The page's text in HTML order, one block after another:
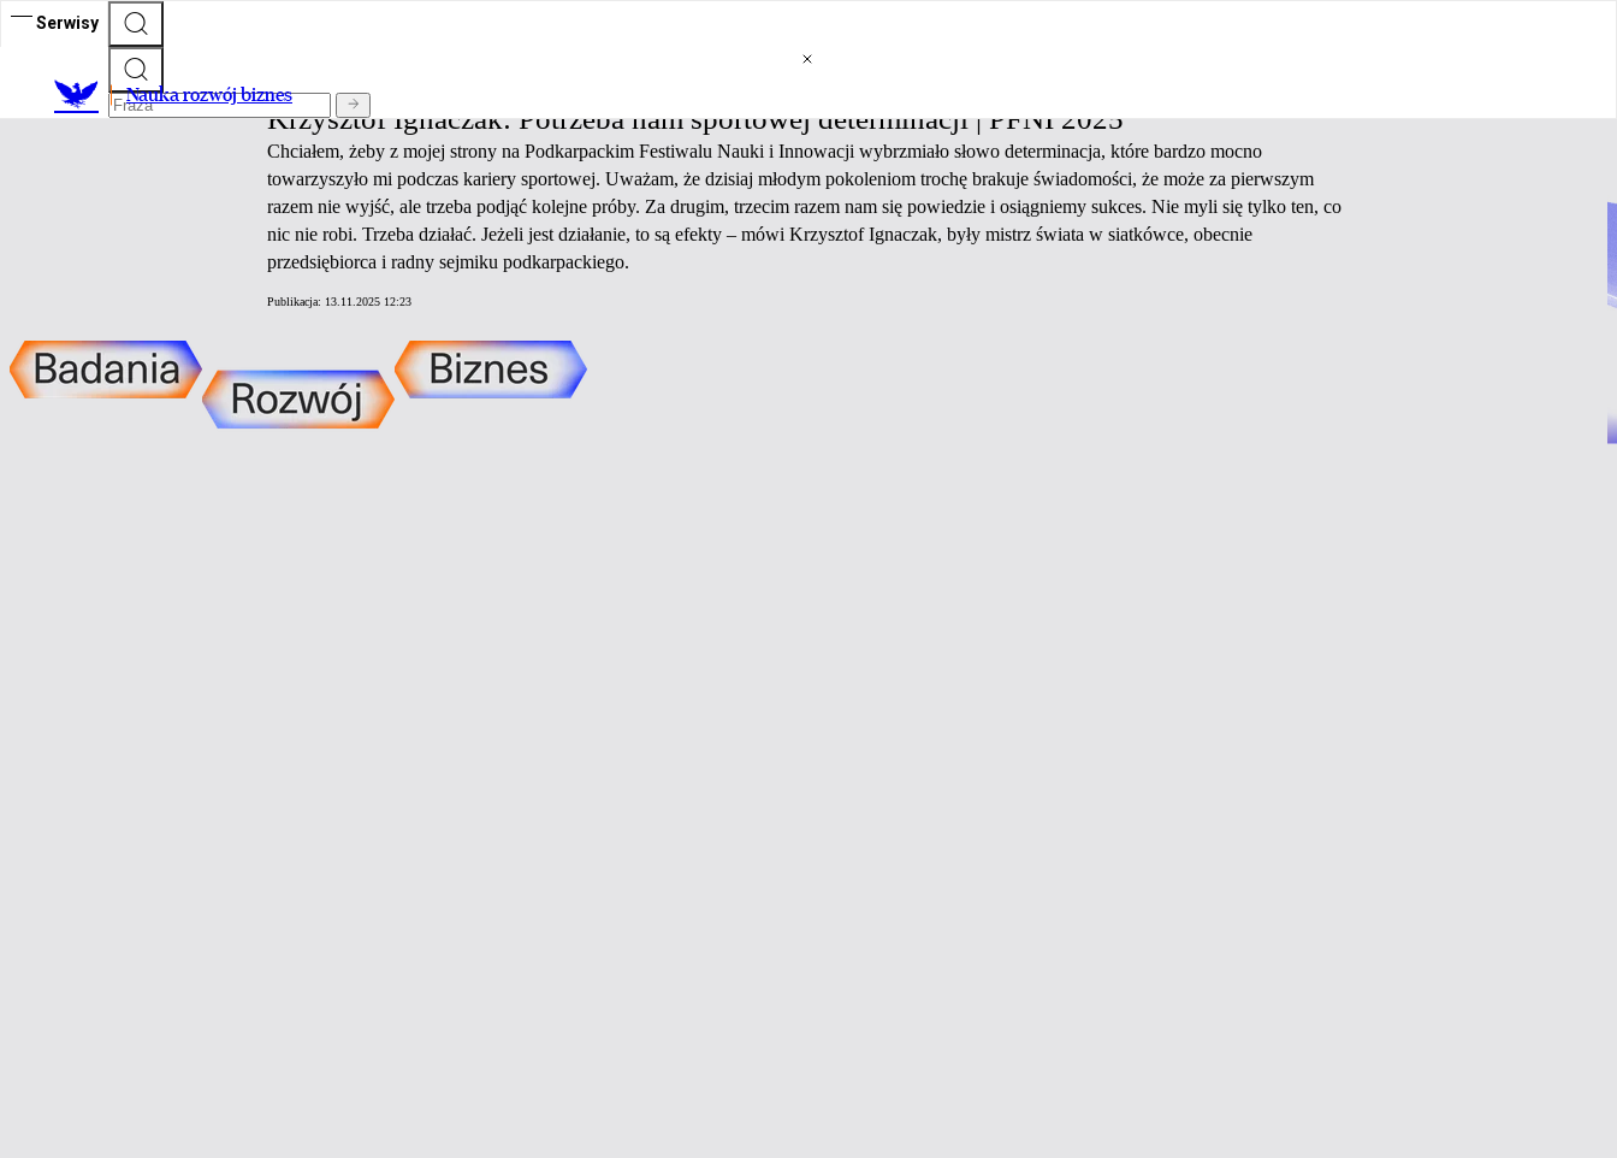
Serwisy
Nauka rozwój biznes
Krzysztof Ignaczak: Potrzeba nam sportowej determinacji | PFNI 2025
Chciałem, żeby z mojej strony na Podkarpackim Festiwalu Nauki i Innowacji wybrzmiało słowo determinacja, które bardzo mocno
towarzyszyło mi podczas kariery sportowej. Uważam, że dzisiaj młodym pokoleniom trochę brakuje świadomości, że może za pierwszym
razem nie wyjść, ale trzeba podjąć kolejne próby. Za drugim, trzecim razem nam się powiedzie i osiągniemy sukces. Nie myli się tylko ten, co
nic nie robi. Trzeba działać. Jeżeli jest działanie, to są efekty – mówi Krzysztof Ignaczak, były mistrz świata w siatkówce, obecnie
przedsiębiorca i radny sejmiku podkarpackiego.
Publikacja: 13.11.2025 12:23